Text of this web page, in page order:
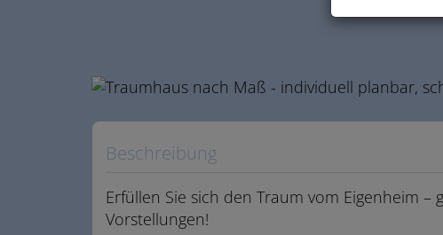
Beschreibung
Erfüllen Sie sich den Traum vom Eigenheim
Vorstellungen!